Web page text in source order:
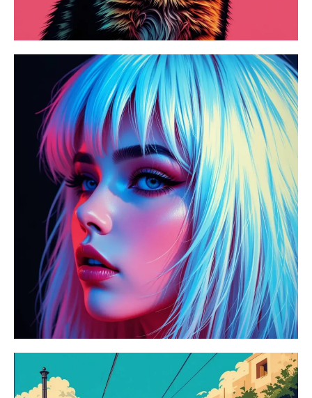
ビデオツール
ビデオエフェクト
ビデオエンハンサー
動画ウォーターマーク削除ツール